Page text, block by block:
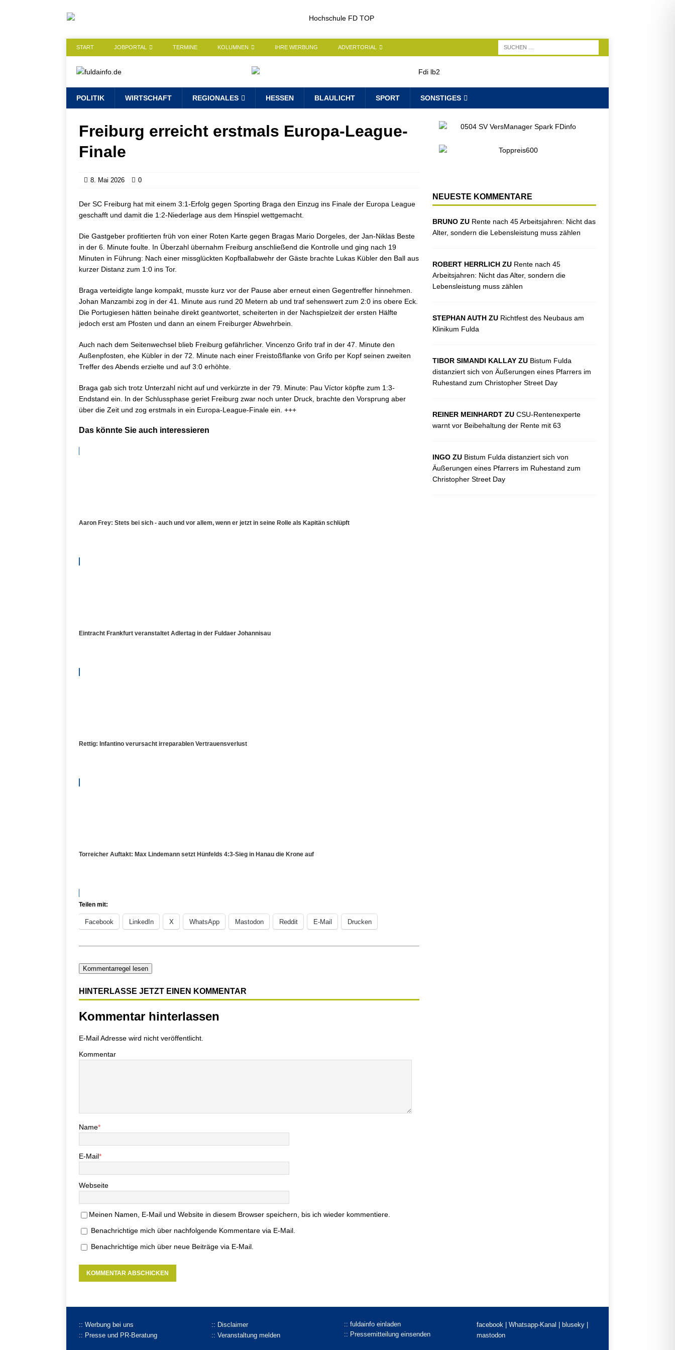
START JOBPORTAL TERMINE KOLUMNEN IHRE WERBUNG ADVERTORIAL
POLITIK WIRTSCHAFT REGIONALES HESSEN BLAULICHT SPORT SONSTIGES
Freiburg erreicht erstmals Europa-League-
Finale
8. Mai 2026 0
Der SC Freiburg hat mit einem 3:1-Erfolg gegen Sporting Braga den Einzug ins Finale der Europa League
geschafft und damit die 1:2-Niederlage aus dem Hinspiel wettgemacht.
Die Gastgeber profitierten früh von einer Roten Karte gegen Bragas Mario Dorgeles, der Jan-Niklas Beste
in der 6. Minute foulte. In Überzahl übernahm Freiburg anschließend die Kontrolle und ging nach 19
Minuten in Führung: Nach einer missglückten Kopfballabwehr der Gäste brachte Lukas Kübler den Ball aus
kurzer Distanz zum 1:0 ins Tor.
Braga verteidigte lange kompakt, musste kurz vor der Pause aber erneut einen Gegentreffer hinnehmen.
Johan Manzambi zog in der 41. Minute aus rund 20 Metern ab und traf sehenswert zum 2:0 ins obere Eck.
Die Portugiesen hätten beinahe direkt geantwortet, scheiterten in der Nachspielzeit der ersten Hälfte
jedoch erst am Pfosten und dann an einem Freiburger Abwehrbein.
Auch nach dem Seitenwechsel blieb Freiburg gefährlicher. Vincenzo Grifo traf in der 47. Minute den
Außenpfosten, ehe Kübler in der 72. Minute nach einer Freistoßflanke von Grifo per Kopf seinen zweiten
Treffer des Abends erzielte und auf 3:0 erhöhte.
Braga gab sich trotz Unterzahl nicht auf und verkürzte in der 79. Minute: Pau Víctor köpfte zum 1:3-
Endstand ein. In der Schlussphase geriet Freiburg zwar noch unter Druck, brachte den Vorsprung aber
über die Zeit und zog erstmals in ein Europa-League-Finale ein. +++
Das könnte Sie auch interessieren
Aaron Frey: Stets bei sich - auch und vor allem, wenn er jetzt in seine Rolle als Kapitän schlüpft
Eintracht Frankfurt veranstaltet Adlertag in der Fuldaer Johannisau
Rettig: Infantino verursacht irreparablen Vertrauensverlust
Torreicher Auftakt: Max Lindemann setzt Hünfelds 4:3-Sieg in Hanau die Krone auf
Teilen mit:
Facebook LinkedIn X WhatsApp Mastodon Reddit E-Mail Drucken
Kommentarregel lesen
HINTERLASSE JETZT EINEN KOMMENTAR
Kommentar hinterlassen
E-Mail Adresse wird nicht veröffentlicht.
Kommentar
Name*
E-Mail*
Webseite
Meinen Namen, E-Mail und Website in diesem Browser speichern, bis ich wieder kommentiere.
Benachrichtige mich über nachfolgende Kommentare via E-Mail.
Benachrichtige mich über neue Beiträge via E-Mail.
NEUESTE KOMMENTARE
BRUNO ZU Rente nach 45 Arbeitsjahren: Nicht das
Alter, sondern die Lebensleistung muss zählen
ROBERT HERRLICH ZU Rente nach 45
Arbeitsjahren: Nicht das Alter, sondern die
Lebensleistung muss zählen
STEPHAN AUTH ZU Richtfest des Neubaus am
Klinikum Fulda
TIBOR SIMANDI KALLAY ZU Bistum Fulda
distanziert sich von Äußerungen eines Pfarrers im
Ruhestand zum Christopher Street Day
REINER MEINHARDT ZU CSU-Rentenexperte
warnt vor Beibehaltung der Rente mit 63
INGO ZU Bistum Fulda distanziert sich von
Äußerungen eines Pfarrers im Ruhestand zum
Christopher Street Day
:: Werbung bei uns
:: Presse und PR-Beratung
:: Disclaimer
:: Veranstaltung melden
:: fuldainfo einladen
:: Pressemitteilung einsenden
facebook | Whatsapp-Kanal bluseky|
mastodon